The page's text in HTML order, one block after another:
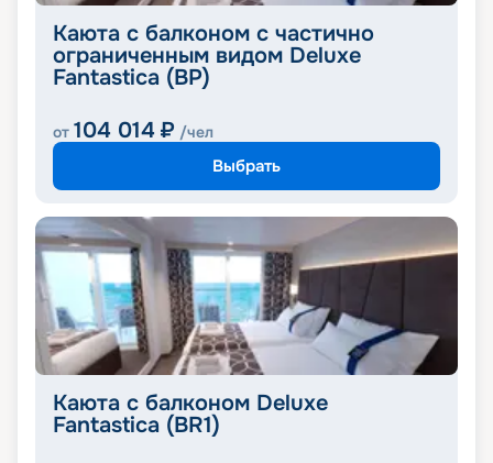
Каюта с балконом с частично
ограниченным видом Deluxe
Fantastica (BP)
от 104 014 ₽ /чел
Выбрать
Каюта с балконом Deluxe
Fantastica (BR1)